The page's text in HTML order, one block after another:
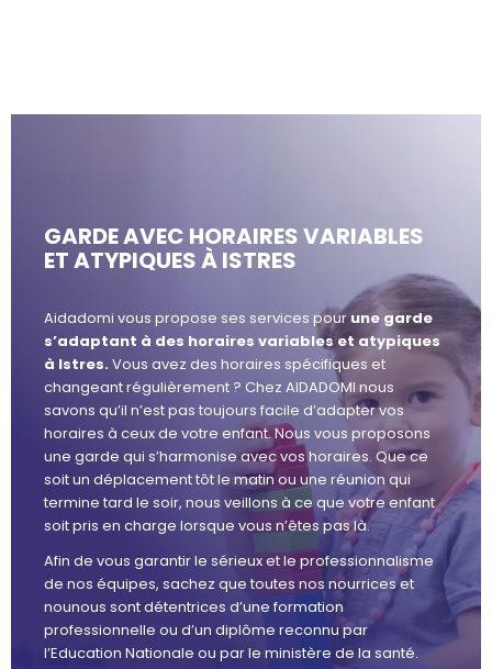
GARDE AVEC HORAIRES VARIABLES
ET ATYPIQUES À ISTRES
Aidadomi vous propose ses services pour une garde
s’adaptant à des horaires variables et atypiques
à Istres. Vous avez des horaires spécifiques et
changeant régulièrement ? Chez AIDADOMI nous
savons qu’il n’est pas toujours facile d’adapter vos
horaires à ceux de votre enfant. Nous vous proposons
une garde qui s’harmonise avec vos horaires. Que ce
soit un déplacement tôt le matin ou une réunion qui
termine tard le soir, nous veillons à ce que votre enfant
soit pris en charge lorsque vous n’êtes pas là.
Afin de vous garantir le sérieux et le professionnalisme
de nos équipes, sachez que toutes nos nourrices et
nounous sont détentrices d’une formation
professionnelle ou d’un diplôme reconnu par
l’Education Nationale ou par le ministère de la santé.